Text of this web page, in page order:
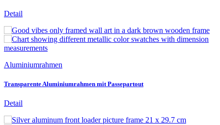
Detail
Aluminiumrahmen
Transparente Aluminiumrahmen mit Passepartout
Detail